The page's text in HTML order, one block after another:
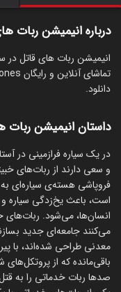
درباره انیمیشن ربات
دانلود.
داستان انیمیشن ربات
در یک سیاره فرازمینی در
و سعی دارند از ربات‌های
است، باعث یخ‌زدگی سیاره
انسان‌ها، می‌شود. ربات‌های
می‌کنند جامعه‌ای جدید
معدنی طراحی شده‌اند، با
باقی‌مانده که از پروتکل‌های
صدها ربات خدماتی را به